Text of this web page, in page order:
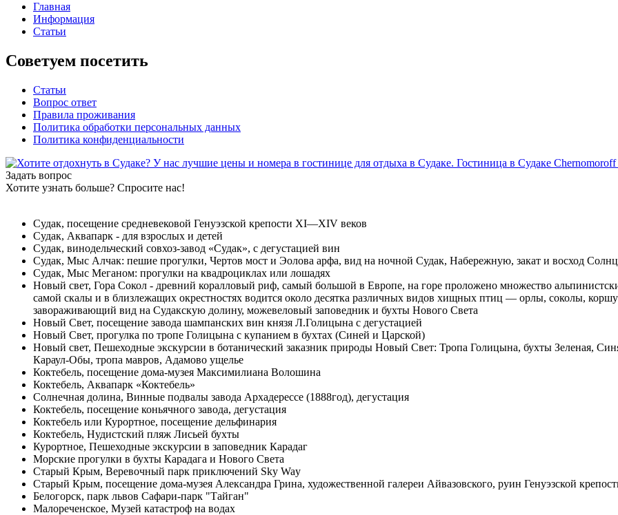
Главная
Информация
Статьи
Советуем посетить
Статьи
Вопрос ответ
Правила проживания
Политика обработки персональных данных
Политика конфиденциальности
Задать вопрос
Хотите узнать больше? Спросите нас!
Судак, посещение средневековой Генуэзской крепости XI—XIV веков
Судак, Аквапарк - для взрослых и детей
Судак, винодельческий совхоз-завод «Судак», с дегустацией вин
Судак, Мыс Алчак: пешие прогулки, Чертов мост и Эолова арфа, вид на ночной Судак, Набережную, закат и восход
Судак, Мыс Меганом: прогулки на квадроциклах или лошадях
Новый свет, Гора Сокол - древний коралловый риф, самый большой в Европе, на горе проложено множество
самой скалы и в близлежащих окрестностях водится около десятка различных видов хищных птиц — орлы, соколы,
завораживающий вид на Судакскую долину, можевеловый заповедник и бухты Нового Света
Новый Свет, посещение завода шампанских вин князя Л.Голицына с дегустацией
Новый Свет, прогулка по тропе Голицына с купанием в бухтах (Синей и Царской)
Новый свет, Пешеходные экскурсии в ботанический заказник природы Новый Свет: Тропа Голицына, бухты Зеленая,
Караул-Обы, тропа мавров, Адамово ущелье
Коктебель, посещение дома-музея Максимилиана Волошина
Коктебель, Аквапарк «Коктебель»
Солнечная долина, Винные подвалы завода Архадерессе (1888год), дегустация
Коктебель, посещение коньячного завода, дегустация
Коктебель или Курортное, посещение дельфинария
Коктебель, Нудистский пляж Лисьей бухты
Курортное, Пешеходные экскурсии в заповедник Карадаг
Морские прогулки в бухты Карадага и Нового Света
Старый Крым, Веревочный парк приключений Sky Way
Старый Крым, посещение дома-музея Александра Грина, художественной галереи Айвазовского, руин Генуэзской
Белогорск, парк львов Сафари-парк "Тайган"
Малореченское, Музей катастроф на водах